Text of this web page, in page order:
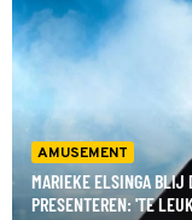
AMUSEMENT
MARIEKE ELSINGA BLIJ
PRESENTEREN: 'TE